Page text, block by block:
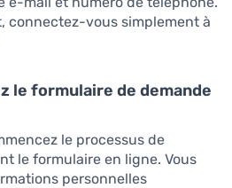
connectez-vous simplement à
le formulaire de demande
le processus de
le formulaire en ligne. Vous
personnelles